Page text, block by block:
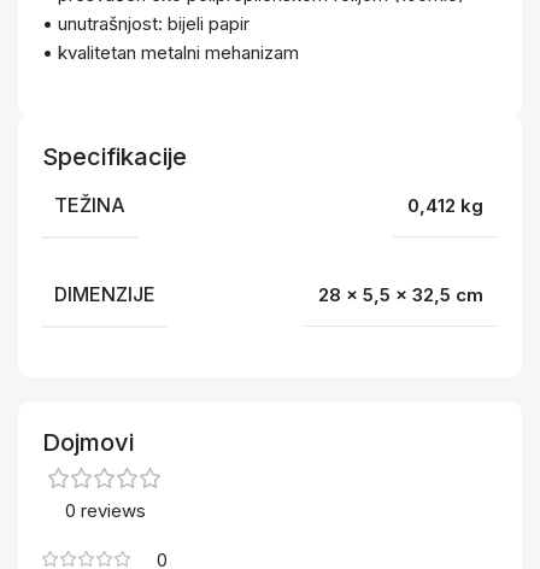
• unutrašnjost: bijeli papir
• kvalitetan metalni mehanizam
Specifikacije
TEŽINA 0,412 kg
DIMENZIJE 28 × 5,5 × 32,5 cm
Dojmovi
0 reviews
0